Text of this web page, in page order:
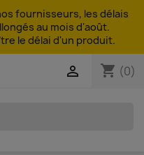
fournisseurs, les délais
au mois d'août.
le délai d'un produit.
shopping_cart (0)
